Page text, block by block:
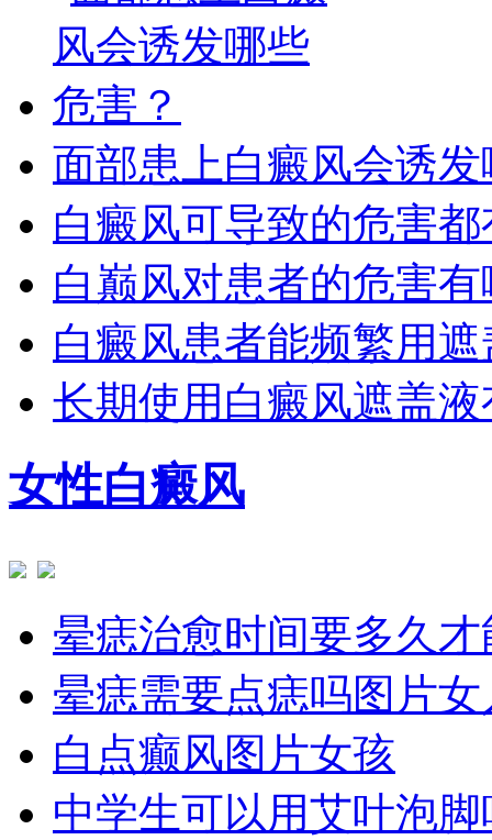
面部患上白癜风会诱
白癜风可导致的危害
白巅风对患者的危害
白癜风患者能频繁用
长期使用白癜风遮盖
女性白癜风
晕痣治愈时间要多久
晕痣需要点痣吗图片女
白点癫风图片女孩
中学生可以用艾叶泡